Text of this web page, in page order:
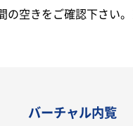
の空きをご確認下さい
バーチャル内覧